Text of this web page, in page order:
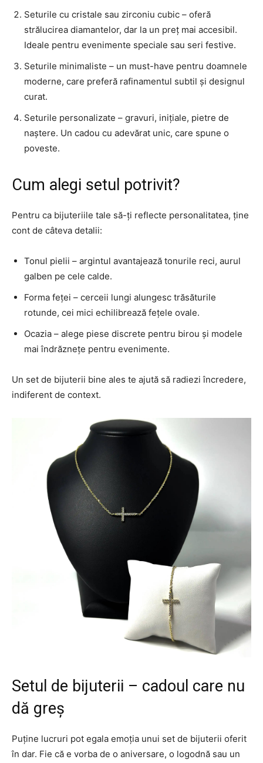
Seturile cu cristale sau zirconiu cubic – oferă
strălucirea diamantelor, dar la un preț mai accesibil.
Ideale pentru evenimente speciale sau seri festive.
Seturile minimaliste – un must-have pentru doamnele
moderne, care preferă rafinamentul subtil și designul
curat.
Seturile personalizate – gravuri, inițiale, pietre de
naștere. Un cadou cu adevărat unic, care spune o
poveste.
Cum alegi setul potrivit?
Pentru ca bijuteriile tale să-ți reflecte personalitatea, ține
cont de câteva detalii:
Tonul pielii – argintul avantajează tonurile reci, aurul
galben pe cele calde.
Forma feței – cerceii lungi alungesc trăsăturile
rotunde, cei mici echilibrează fețele ovale.
Ocazia – alege piese discrete pentru birou și modele
mai îndrăznețe pentru evenimente.
Un set de bijuterii bine ales te ajută să radiezi încredere,
indiferent de context.
Setul de bijuterii – cadoul care nu
dă greș
Puține lucruri pot egala emoția unui set de bijuterii oferit
în dar. Fie că e vorba de o aniversare, o logodnă sau un